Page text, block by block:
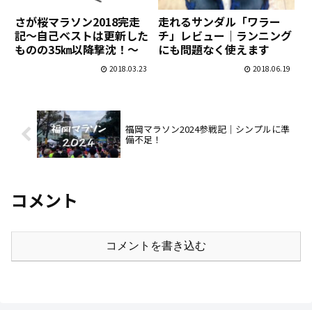
さが桜マラソン2018完走
記～自己ベストは更新した
ものの35㎞以降撃沈！～
2018.03.23
走れるサンダル「ワラー
チ」レビュー｜ランニング
にも問題なく使えます
2018.06.19
福岡マラソン2024参戦記｜シンプルに準
備不足！
コメント
コメントを書き込む